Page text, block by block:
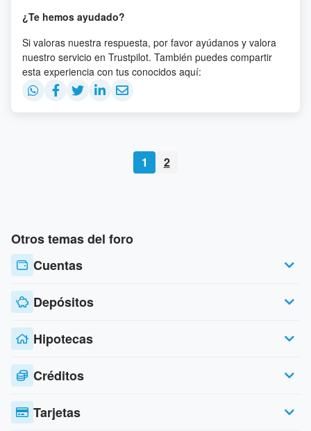
¿Te hemos ayudado?
Si valoras nuestra respuesta, por favor ayúdanos y valora
nuestro servicio en Trustpilot. También puedes compartir
esta experiencia con tus conocidos aquí:
1 2
Otros temas del foro
Cuentas
Depósitos
Hipotecas
Créditos
Tarjetas